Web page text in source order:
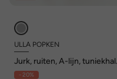
ULLA POPKEN
Jurk, ruiten, A-lijn,
lange mouwen
- 20%